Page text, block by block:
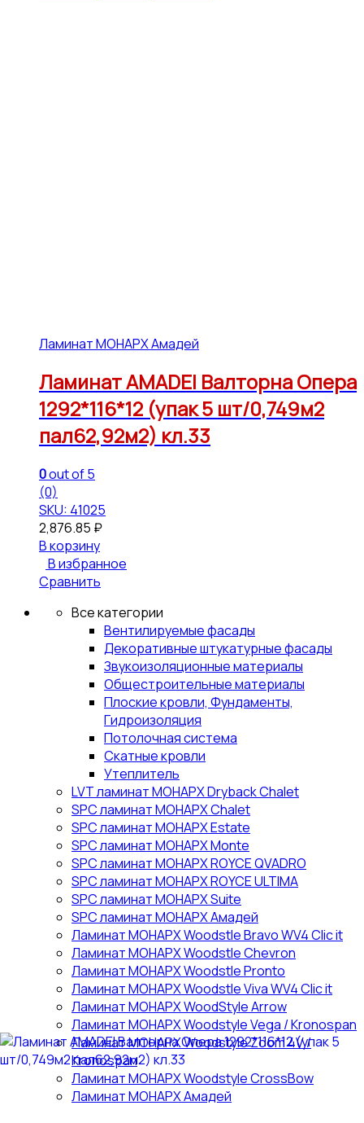
Ламинат МОНАРХ Амадей
Ламинат AMADEI Валторна Опера
1292*116*12 (упак 5 шт/0,749м2
пал62,92м2) кл.33
0out of 5
(0)
SKU: 41025
2,876.85 ₽
В корзину
В избранное
Сравнить
Все категории
Вентилируемые фасады
Декоративные штукатурные фасады
Звукоизоляционные материалы
Общестроительные материалы
Плоские кровли, Фундаменты,
Гидроизоляция
Потолочная система
Скатные кровли
Утеплитель
LVT ламинат МОНАРХ Dryback Chalet
SPC ламинат МОНАРХ Chalet
SPC ламинат МОНАРХ Estate
SPC ламинат МОНАРХ Monte
SPC ламинат МОНАРХ ROYCE QVADRO
SPC ламинат МОНАРХ ROYCE ULTIMA
SPC ламинат МОНАРХ Suite
SPC ламинат МОНАРХ Амадей
Ламинат МОНАРХ Woodstle Bravo WV4 Clic it
Ламинат МОНАРХ Woodstle Chevron
Ламинат МОНАРХ Woodstle Pronto
Ламинат МОНАРХ Woodstle Viva WV4 Clic it
Ламинат МОНАРХ WoodStyle Arrow
Ламинат МОНАРХ Woodstyle Vega / Kronospan
Ламинат МОНАРХ Woodstyle Zoom 4V /
Kronospan
Ламинат МОНАРХ Woodstyle СrossBow
Ламинат МОНАРХ Амадей